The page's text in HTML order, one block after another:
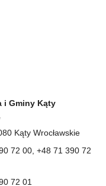
i Gminy Kąty
Kąty Wrocławskie
72 00, +48 71 390 72
72 01